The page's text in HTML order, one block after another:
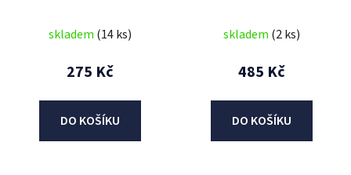
skladem (14 ks)
275 Kč
DO KOŠÍKU
skladem (2 ks)
485 Kč
DO KOŠÍKU